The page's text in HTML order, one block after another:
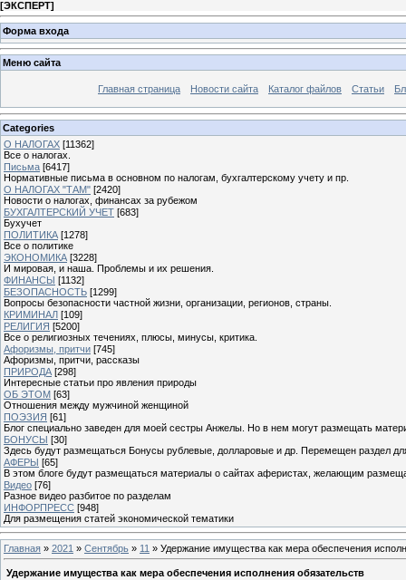
[ЭКСПЕРТ]
Форма входа
Меню сайта
Главная страница Новости сайта Каталог файлов Статьи
Categories
О НАЛОГАХ [11362]
Все о налогах.
Письма [6417]
Нормативные письма в основном по налогам, бухгалтерскому учету и пр.
О НАЛОГАХ "ТАМ" [2420]
Новости о налогах, финансах за рубежом
БУХГАЛТЕРСКИЙ УЧЕТ [683]
Бухучет
ПОЛИТИКА [1278]
Все о политике
ЭКОНОМИКА [3228]
И мировая, и наша. Проблемы и их решения.
ФИНАНСЫ [1132]
БЕЗОПАСНОСТЬ [1299]
Вопросы безопасности частной жизни, организации, регионов, страны.
КРИМИНАЛ [109]
РЕЛИГИЯ [5200]
Все о религиозных течениях, плюсы, минусы, критика.
Афоризмы, притчи [745]
Афоризмы, притчи, рассказы
ПРИРОДА [298]
Интересные статьи про явления природы
ОБ ЭТОМ [63]
Отношения между мужчиной женщиной
ПОЭЗИЯ [61]
Блог специально заведен для моей сестры Анжелы. Но в нем могут размещать
БОНУСЫ [30]
Здесь будут размещаться Бонусы рублевые, долларовые и др. Перемещен раздел
АФЕРЫ [65]
В этом блоге будут размещаться материалы о сайтах аферистах, желающим
Видео [76]
Разное видео разбитое по разделам
ИНФОРПРЕСС [948]
Для размещения статей экономической тематики
Главная » 2021 » Сентябрь » 11 » Удержание имущества как мера обеспечения
Удержание имущества как мера обеспечения исполнения обязательств